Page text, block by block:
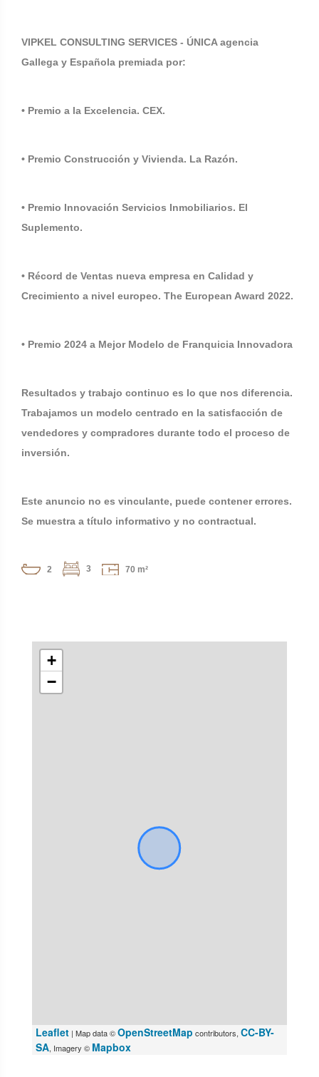
VIPKEL CONSULTING SERVICES - ÚNICA agencia
Gallega y Española premiada por:
• Premio a la Excelencia. CEX.
• Premio Construcción y Vivienda. La Razón.
• Premio Innovación Servicios Inmobiliarios. El
Suplemento.
• Récord de Ventas nueva empresa en Calidad y
Crecimiento a nivel europeo. The European Award 2022.
• Premio 2024 a Mejor Modelo de Franquicia Innovadora
Resultados y trabajo continuo es lo que nos diferencia.
Trabajamos un modelo centrado en la satisfacción de
vendedores y compradores durante todo el proceso de
inversión.
Este anuncio no es vinculante, puede contener errores.
Se muestra a título informativo y no contractual.
2 3 70 m²
+
−
Leaflet | Map data ©OpenStreetMap contributors, CC-BY-
SA, Imagery © Mapbox